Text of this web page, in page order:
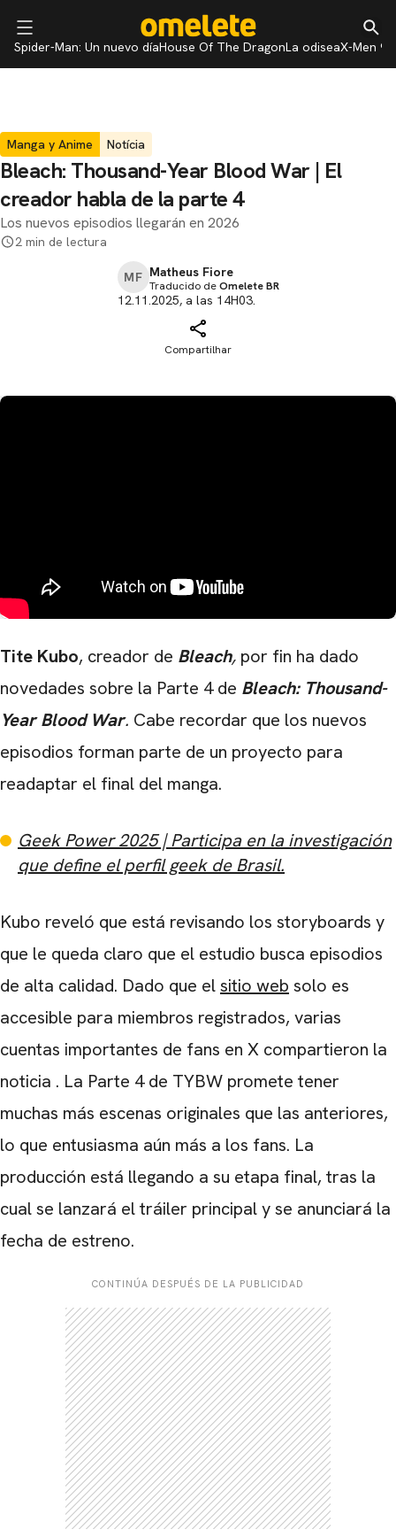
Spider-Man: Un nuevo díaHouse Of The DragonLa odiseaX-Men 97
Manga y Anime Notícia
Bleach: Thousand-Year Blood War | El
creador habla de la parte 4
Los nuevos episodios llegarán en 2026
2 min de lectura
MF Matheus Fiore
Traducido deOmelete BR
12.11.2025, a las 14H03.
Compartilhar
Tite Kubo, creador de Bleach, por fin ha dado
novedades sobre la Parte 4 de Bleach: Thousand-
Year Blood War. Cabe recordar que los nuevos
episodios forman parte de un proyecto para
readaptar el final del manga.
Geek Power 2025 | Participa en la investigación
que define el perfil geek de Brasil.
Kubo reveló que está revisando los storyboards y
que le queda claro que el estudio busca episodios
de alta calidad. Dado que elsitio web solo es
accesible para miembros registrados, varias
cuentas importantes de fans en X compartieron la
noticia . La Parte 4 de TYBW promete tener
muchas más escenas originales que las anteriores,
lo que entusiasma aún más a los fans. La
producción está llegando a su etapa final, tras la
cual se lanzará el tráiler principal y se anunciará la
fecha de estreno.
CONTINÚA DESPUÉS DE LA PUBLICIDAD